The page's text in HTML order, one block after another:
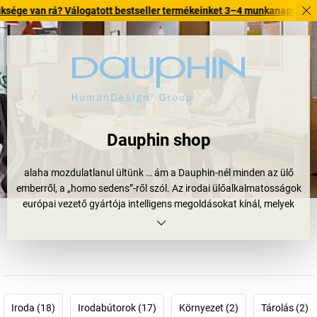
rá? Válogatott bestseller termékeinket 3–4 munkanapon belül
Dauphin shop
alaha mozdulatlanul ültünk … ám a Dauphin-nél minden az ülő
emberről, a „homo sedens”-ről szól. Az irodai ülőalkalmatosságok
európai vezető gyártója intelligens megoldásokat kínál, melyek
gondoskodnak a használó nagyobb kényelméről, egészségéről és
munkahelyen. Összefoglalóan ezt a szemlélet jelöli a
HumanDesign® fogalma: a
Dauphin székekholisztikus
Iroda (18) Irodabútorok (17) Környezet (2) Tárolás (2)